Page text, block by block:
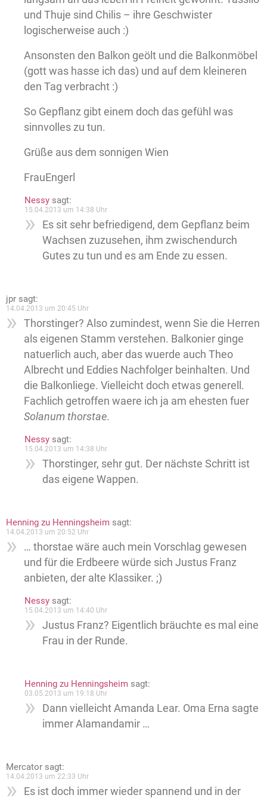
und Thuje sind Chilis – ihre Geschwister
logischerweise auch :)
Ansonsten den Balkon geölt und die Balkonmöbel
(gott was hasse ich das) und auf dem kleineren
den Tag verbracht :)
So Gepflanz gibt einem doch das gefühl was
sinnvolles zu tun.
Grüße aus dem sonnigen Wien
FrauEngerl
Nessy sagt:
15.04.2013 um 14:38 Uhr
Es sit sehr befriedigend, dem Gepflanz beim
Wachsen zuzusehen, ihm zwischendurch
Gutes zu tun und es am Ende zu essen.
jpr sagt:
14.04.2013 um 20:45 Uhr
Thorstinger? Also zumindest, wenn Sie die Herren
als eigenen Stamm verstehen. Balkonier ginge
natuerlich auch, aber das wuerde auch Theo
Albrecht und Eddies Nachfolger beinhalten. Und
die Balkonliege. Vielleicht doch etwas generell.
Fachlich getroffen waere ich ja am ehesten fuer
Solanum thorstae.
Nessy sagt:
15.04.2013 um 14:38 Uhr
Thorstinger, sehr gut. Der nächste Schritt ist
das eigene Wappen.
Henning zu Henningsheim sagt:
14.04.2013 um 20:52 Uhr
… thorstae wäre auch mein Vorschlag gewesen
und für die Erdbeere würde sich Justus Franz
anbieten, der alte Klassiker. ;)
Nessy sagt:
15.04.2013 um 14:40 Uhr
Justus Franz? Eigentlich bräuchte es mal eine
Frau in der Runde.
Henning zu Henningsheim sagt:
03.05.2013 um 19:18 Uhr
Dann vielleicht Amanda Lear. Oma Erna sagte
immer Alamandamir …
Mercator sagt:
14.04.2013 um 22:33 Uhr
Es ist doch immer wieder spannend und in der